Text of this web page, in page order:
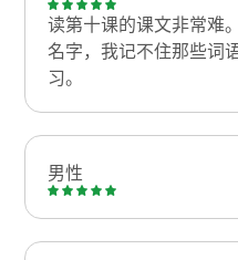
读第十课的课文非常难
名字，我记不住那些词
习。
男性